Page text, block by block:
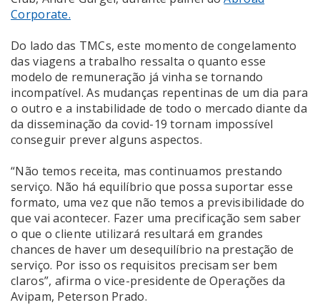
Corporate.
Do lado das TMCs, este momento de congelamento
das viagens a trabalho ressalta o quanto esse
modelo de remuneração já vinha se tornando
incompatível. As mudanças repentinas de um dia para
o outro e a instabilidade de todo o mercado diante da
da disseminação da covid-19 tornam impossível
conseguir prever alguns aspectos.
“Não temos receita, mas continuamos prestando
serviço. Não há equilíbrio que possa suportar esse
formato, uma vez que não temos a previsibilidade do
que vai acontecer. Fazer uma precificação sem saber
o que o cliente utilizará resultará em grandes
chances de haver um desequilíbrio na prestação de
serviço. Por isso os requisitos precisam ser bem
claros”, afirma o vice-presidente de Operações da
Avipam, Peterson Prado.